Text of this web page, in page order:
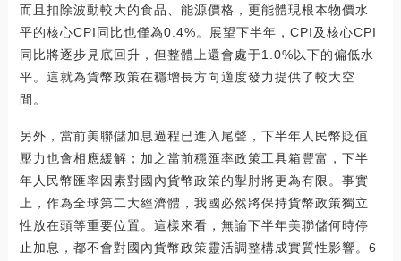
而且扣除波動較大的食品、能源價格，更能體現根本物價水
平的核心CPI同比也僅為0.4%。展望下半年，CPI及核心CPI
同比將逐步見底回升，但整體上還會處于1.0%以下的偏低水
平。這就為貨幣政策在穩增長方向適度發力提供了較大空
間。
另外，當前美聯儲加息過程已進入尾聲，下半年人民幣貶值
壓力也會相應緩解；加之當前穩匯率政策工具箱豐富，下半
年人民幣匯率因素對國內貨幣政策的掣肘將更為有限。事實
上，作為全球第二大經濟體，我國必然將保持貨幣政策獨立
性放在頭等重要位置。這樣來看，無論下半年美聯儲何時停
止加息，都不會對國內貨幣政策靈活調整構成實質性影響。6